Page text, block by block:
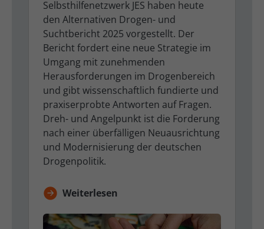
Selbsthilfenetzwerk JES haben heute
den Alternativen Drogen- und
Suchtbericht 2025 vorgestellt. Der
Bericht fordert eine neue Strategie im
Umgang mit zunehmenden
Herausforderungen im Drogenbereich
und gibt wissenschaftlich fundierte und
praxiserprobte Antworten auf Fragen.
Dreh- und Angelpunkt ist die Forderung
nach einer überfälligen Neuausrichtung
und Modernisierung der deutschen
Drogenpolitik.
Weiterlesen